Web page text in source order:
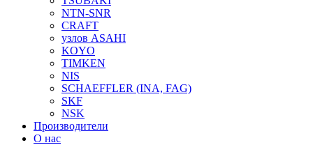
NTN-SNR
CRAFT
узлов ASAHI
KOYO
TIMKEN
NIS
SCHAEFFLER (INA, FAG)
SKF
NSK
Производители
О нас